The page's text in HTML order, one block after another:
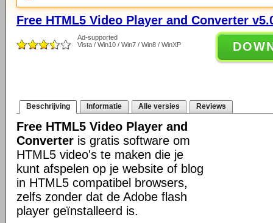
Free HTML5 Video Player and Converter
Ad-supported
Vista / Win10 / Win7 / Win8 / WinXP
Beschrijving Informatie Alle versies Reviews
Free HTML5 Video Player and
Converter is gratis software om
HTML5 video's te maken die je
kunt afspelen op je website of blog
in HTML5 compatibel browsers,
zelfs zonder dat de Adobe flash
player geïnstalleerd is.